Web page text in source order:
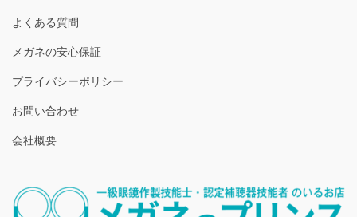
よくある質問
メガネの安心保証
プライバシーポリシー
お問い合わせ
会社概要